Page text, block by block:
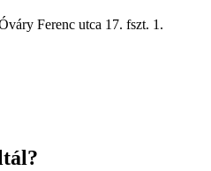
Ferenc utca 17. fszt. 1.